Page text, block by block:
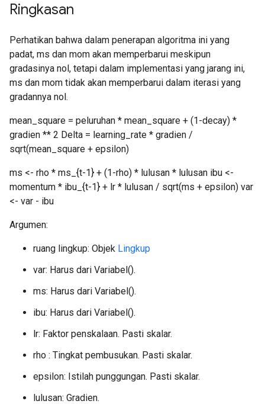
Ringkasan
Perhatikan bahwa dalam penerapan algoritma ini yang
padat, ms dan mom akan memperbarui meskipun
gradasinya nol, tetapi dalam implementasi yang jarang ini,
ms dan mom tidak akan memperbarui dalam iterasi yang
gradannya nol.
mean_square = peluruhan * mean_square + (1-decay) *
gradien ** 2 Delta = learning_rate * gradien /
sqrt(mean_square + epsilon)
ms <- rho * ms_{t-1} + (1-rho) * lulusan * lulusan ibu <-
momentum * ibu_{t-1} + lr * lulusan / sqrt(ms + epsilon) var
<- var - ibu
Argumen:
ruang lingkup: Objek Lingkup
var: Harus dari Variabel().
ms: Harus dari Variabel().
ibu: Harus dari Variabel().
lr: Faktor penskalaan. Pasti skalar.
rho : Tingkat pembusukan. Pasti skalar.
epsilon: Istilah punggungan. Pasti skalar.
lulusan: Gradien.